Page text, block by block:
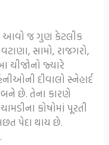
આવો જ ગુણ કેટલીક
સામો, રાજગરો,
ચીજોનો જ્યારે
દીવાલો સ્નેહાર્દ
બને છે. તેના કારણે
કોષોમાં પૂરતી
પેદા થાય છે.